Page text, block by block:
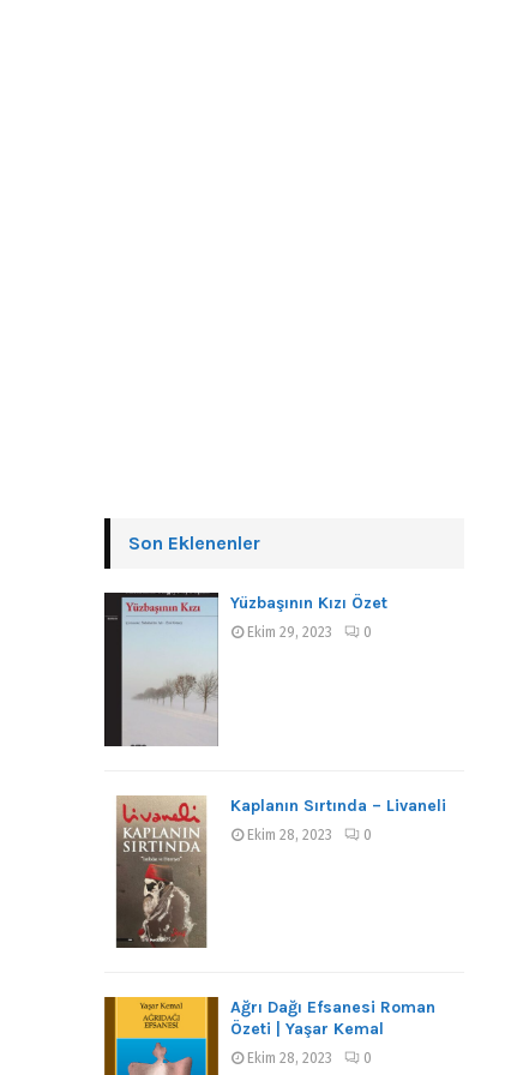
Son Eklenenler
Yüzbaşının Kızı Özet
Ekim 29, 2023 0
Kaplanın Sırtında – Livaneli
Ekim 28, 2023 0
Ağrı Dağı Efsanesi Roman
Özeti | Yaşar Kemal
Ekim 28, 2023 0